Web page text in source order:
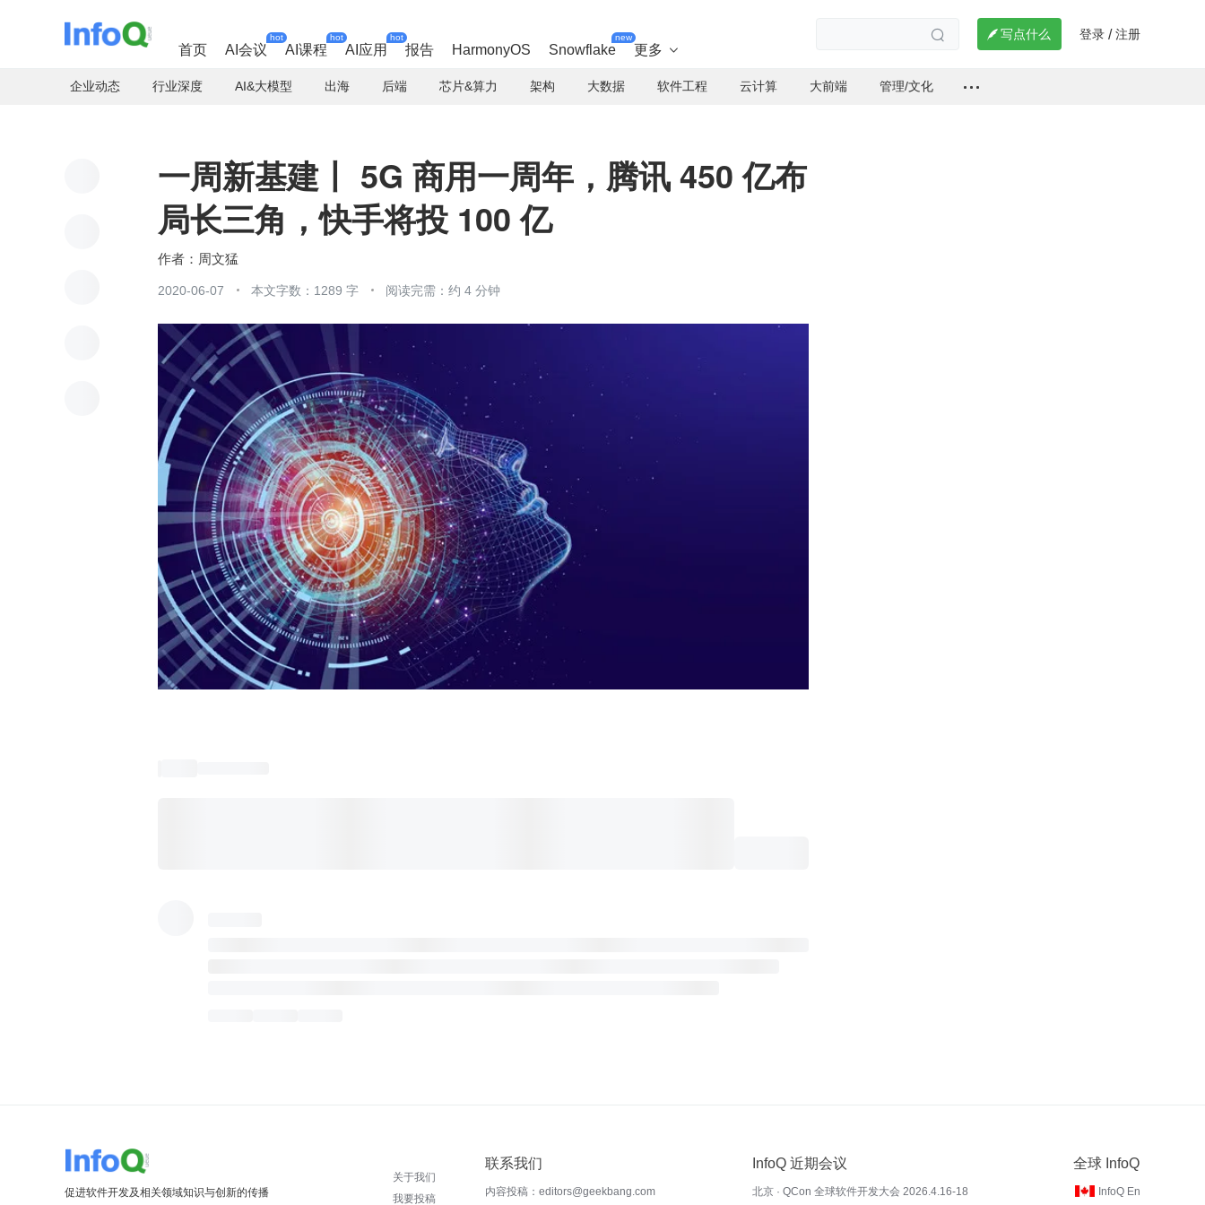
首页 AI会议
hot
AI课程
hot
AI应用
hot
报告 HarmonyOS Snowflake
new
更多 
  写点什么 登录 / 注册
企业动态 行业深度 AI&大模型 出海 后端 芯片&算力 架构 大数据 软件工程 云计算 大前端 管理/文化
一周新基建丨 5G 商用一周年，腾讯 450 亿布
局长三角，快手将投 100 亿
周文猛
2020-06-07 本文字数：1289 字 阅读完需：约 4 分钟
促进软件开发及相关领域知识与创新的传播
关于我们
我要投稿
联系我们
内容投稿：editors@geekbang.com
InfoQ 近期会议
北京 · QCon 全球软件开发大会 2026.4.16-18
全球 InfoQ
InfoQ En